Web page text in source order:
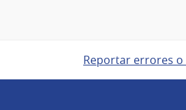
Reportar errores